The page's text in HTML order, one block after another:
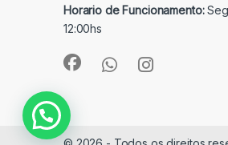
Horario de Funcionamento:Seg
12:00hs